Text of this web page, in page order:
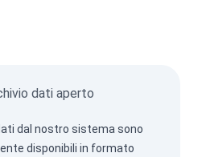
dati aperto
dal nostro sistema sono
disponibili in formato